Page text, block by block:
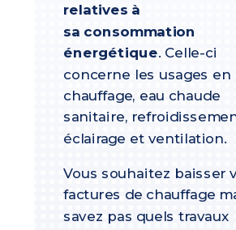
relatives à
sa consommation
énergétique. Celle-ci
concerne les usages en
chauffage, eau chaude
sanitaire,
éclairage et ventilation.
Vous souhaitez baisser
factures de chauffage
savez pas quels travaux